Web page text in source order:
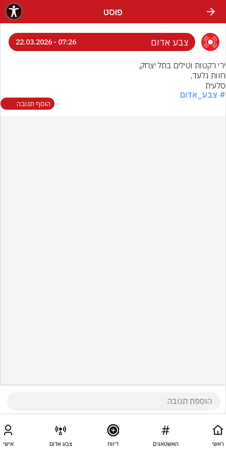
פוסט
צבע אדום 07:26 - 22.03.2026
סלעית
# צבע_אדום
הוסף תגובה
ראשי האשטאגים דיווח צבע אדום אישי